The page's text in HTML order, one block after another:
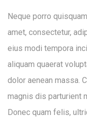
Neque porro
amet, consectetur,
eius modi tempora
aliquam quaerat
dolor aenean massa.
magnis dis parturient
Donec quam felis,